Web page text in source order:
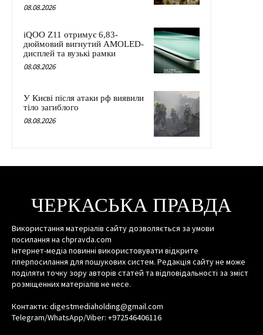
08.08.2026
iQOO Z11 отримує 6,83-
дюймовий вигнутий AMOLED-
дисплей та вузькі рамки
08.08.2026
У Києві після атаки рф виявили
тіло загиблого
08.08.2026
ЧЕРКАСЬКА ПРАВДА
Використання матеріалів сайту дозволяється за умови
посилання на chpravda.com
Інтернет-медіа повинні використовувати відкрите
гіперпосилання для пошукових систем. Редакція сайту не може
поділяти точку зору авторів статей та відповідальності за зміст
розміщенних матеріалів не несе.
Контакти: digestmediaholding@gmail.com
Telegram/WhatsApp/Viber: +972546406116